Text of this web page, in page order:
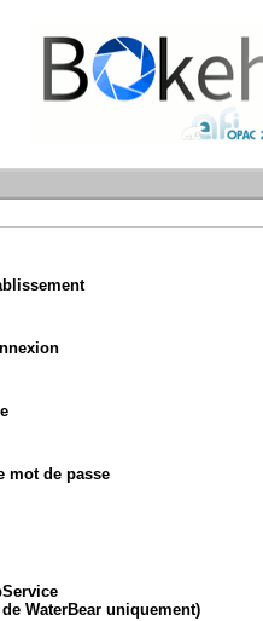
mot de passe
WaterBear uniquement)